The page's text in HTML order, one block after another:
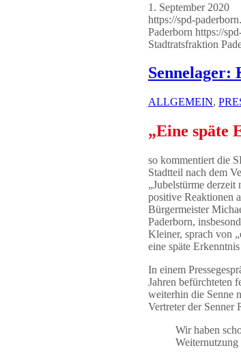
1. September 2020
https://spd-
Paderborn https://
Stadtratsfraktion
Sennelager:
ALLGEMEIN,
„Eine späte
so kommentiert die
Stadtteil nach dem
„Jubelstürme derzeit
positive Reaktionen
Bürgermeister
Paderborn,
Kleiner, sprach von
eine späte
In einem
Jahren befürchteten
weiterhin die Senne
Vertreter der Senner
Wir haben